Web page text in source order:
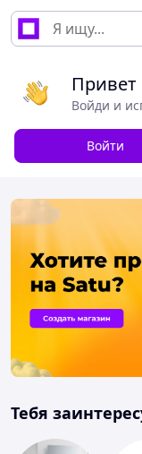
Привет
Войди и
Войти
Тебя